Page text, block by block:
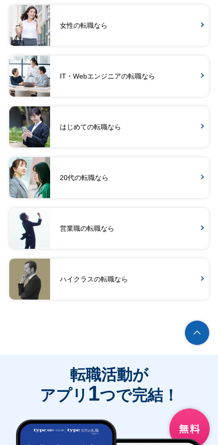
女性の転職なら
IT・Webエンジニアの転職なら
はじめての転職なら
20代の転職なら
営業職の転職なら
ハイクラスの転職なら
転職活動が
アプリ 1つで完結！